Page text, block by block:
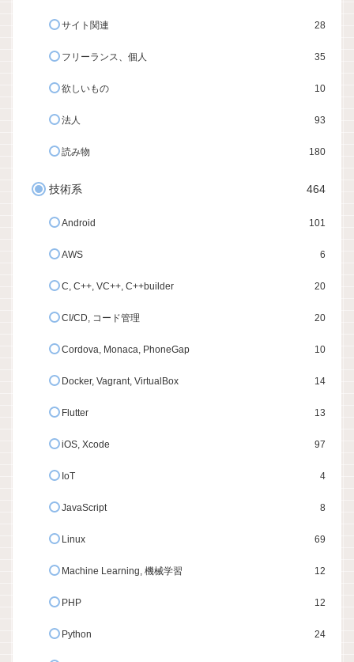
サイト関連 28
フリーランス、個人 35
欲しいもの 10
法人 93
読み物 180
技術系 464
Android 101
AWS 6
C, C++, VC++, C++builder 20
CI/CD, コード管理 20
Cordova, Monaca, PhoneGap 10
Docker, Vagrant, VirtualBox 14
Flutter 13
iOS, Xcode 97
IoT 4
JavaScript 8
Linux 69
Machine Learning, 機械学習 12
PHP 12
Python 24